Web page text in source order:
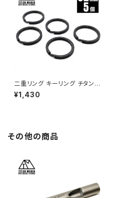
二重リング キーリング チタン製
ブラック 32mm×5個 超軽量 頑
丈 サビに強い 二重丸カン スプ
¥1,430
その他の商品